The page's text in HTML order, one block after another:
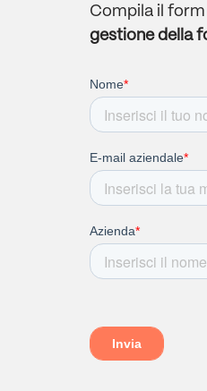
Compila il
gestione della